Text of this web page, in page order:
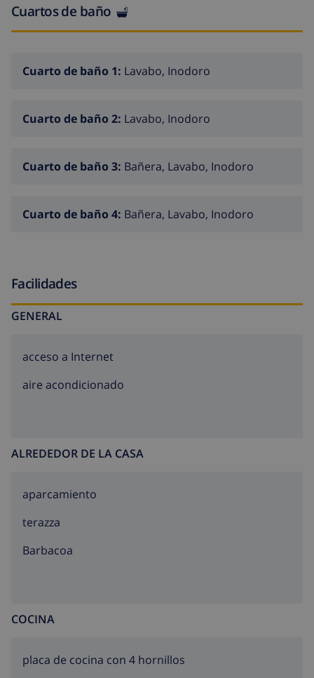
terreno (vallada), árboles, piscina en forma de riñon,
vallada (8 x 4 m, 55 - 100 cm de profundidad,
Aparcamiento (para 2 coches). Supermercado 2.1 km,
Puerto deportivo 750 m. Atracciones en los
Cuartos de baño
Cuarto de baño 1: Lavabo, Inodoro
Cuarto de baño 2: Lavabo, Inodoro
Cuarto de baño 3: Bañera, Lavabo, Inodoro
Cuarto de baño 4: Bañera, Lavabo, Inodoro
Facilidades
GENERAL
acceso a Internet
aire acondicionado
ALREDEDOR DE LA CASA
aparcamiento
terazza
barbacoa
COCINA
placa de cocina con 4 hornillos